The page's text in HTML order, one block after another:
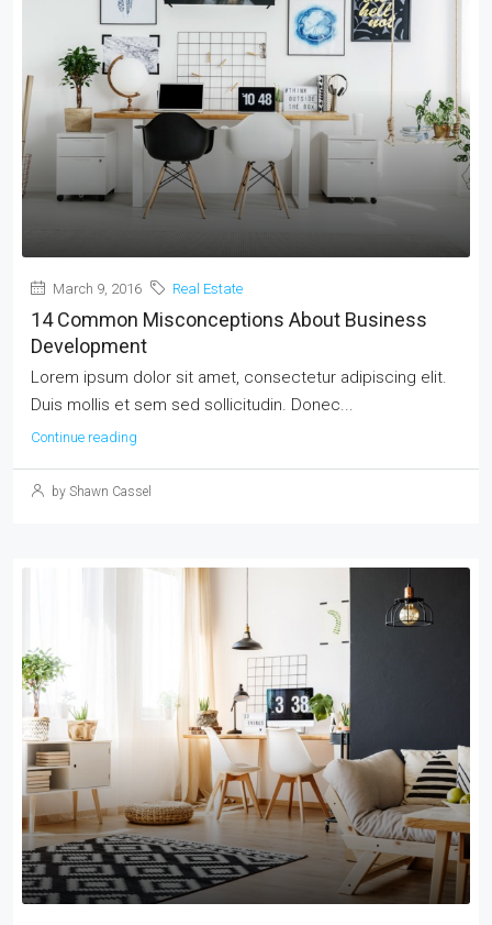
March 9, 2016 Real Estate
14 Common Misconceptions About Business
Development
Lorem ipsum dolor sit amet, consectetur adipiscing elit.
Duis mollis et sem sed sollicitudin. Donec...
Continue reading
by Shawn Cassel